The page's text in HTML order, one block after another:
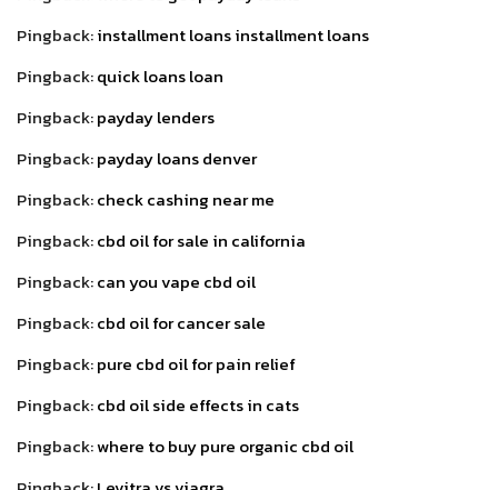
Pingback:installment loans installment loans
Pingback:quick loans loan
Pingback:payday lenders
Pingback:payday loans denver
Pingback:check cashing near me
Pingback:cbd oil for sale in california
Pingback:can you vape cbd oil
Pingback:cbd oil for cancer sale
Pingback:pure cbd oil for pain relief
Pingback:cbd oil side effects in cats
Pingback:where to buy pure organic cbd oil